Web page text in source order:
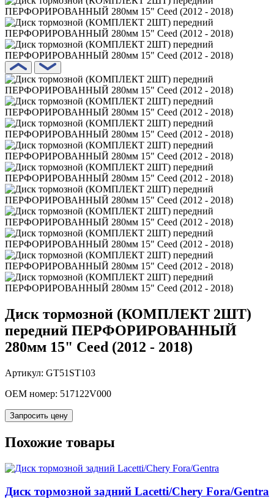
Диск тормозной (КОМПЛЕКТ 2ШТ)
передний ПЕРФОРИРОВАННЫЙ
280мм 15" Ceed (2012 - 2018)
Артикул: GT51ST103
OEM номер: 517122V000
Запросить цену
Похожие товары
Диск тормозной задний Lacetti/Chery Fora/Gentra